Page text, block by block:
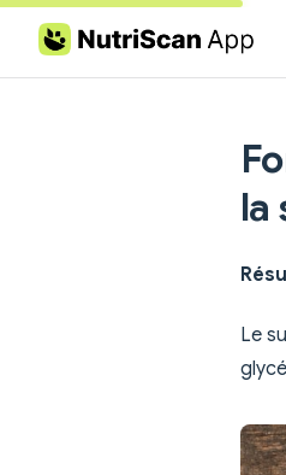
Skip to content
la
Le